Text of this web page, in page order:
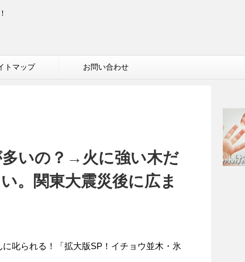
トマップ お問い合わせ
いの？→火に強い木だ
。関東大震災後に広ま
叱られる！「拡大版SP！イチョウ並木・氷